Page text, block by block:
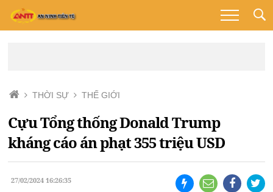
THỜI SỰ THẾ GIỚI
Cựu Tổng thống Donald Trump
kháng cáo án phạt 355 triệu USD
27/02/2024 16:26:35